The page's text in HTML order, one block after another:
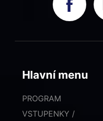
Hlavní menu
PROGRAM
VSTUPENKY /